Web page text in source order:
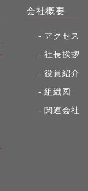
会社概要
アクセス
社長挨拶
役員紹介
組織図
関連会社